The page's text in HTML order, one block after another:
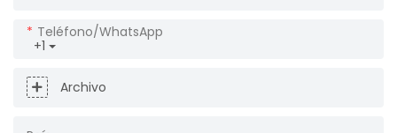
+1
Teléfono/WhatsApp
Archivo